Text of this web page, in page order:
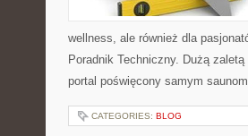
wellness, ale również dla
Poradnik Techniczny. Dużą
portal poświęcony samym
CATEGORIES: BLOG